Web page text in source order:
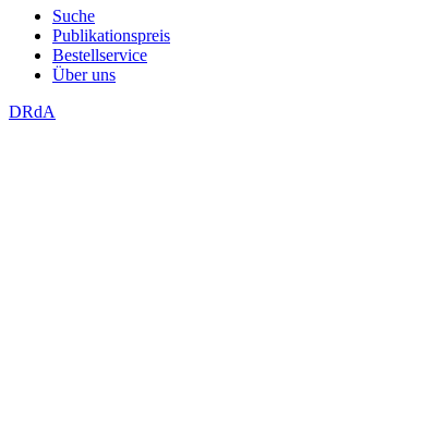
Suche
Publikationspreis
Bestellservice
Über uns
DRdA